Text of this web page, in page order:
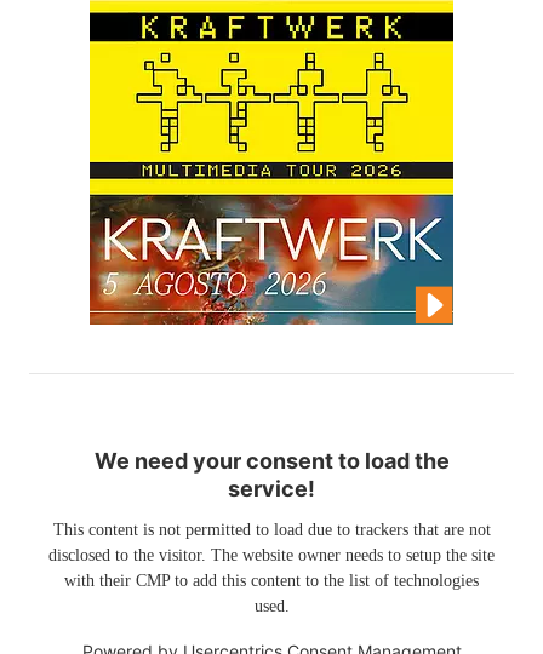
We need your consent to load the
service!
This content is not permitted to load due to trackers that are not
disclosed to the visitor. The website owner needs to setup the site
with their CMP to add this content to the list of technologies
used.